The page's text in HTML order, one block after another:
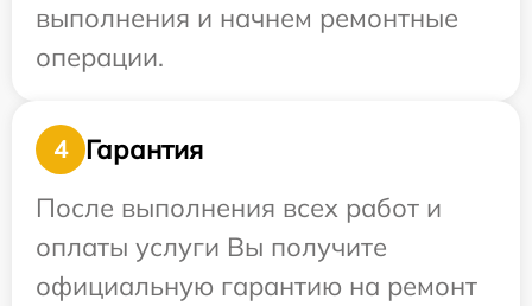
выполнения и начнем ремонтные
операции.
4
Гарантия
После выполнения всех работ и
оплаты услуги Вы получите
официальную гарантию на ремонт